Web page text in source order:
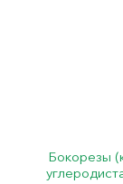
Бокорезы